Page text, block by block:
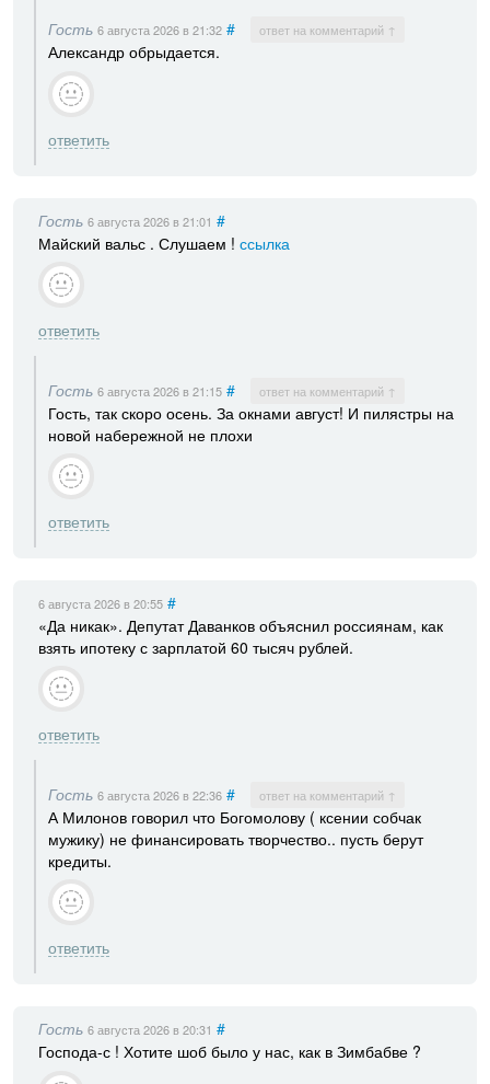
Гость 6 августа 2026 в 21:32 # ответ на комментарий ↑
Александр обрыдается.
ответить
Гость 6 августа 2026 в 21:01 #
Майский вальс . Слушаем ! ссылка
ответить
Гость 6 августа 2026 в 21:15 # ответ на комментарий ↑
Гость, так скоро осень. За окнами август! И пилястры на
новой набережной не плохи
ответить
6 августа 2026 в 20:55 #
«Да никак». Депутат Даванков объяснил россиянам, как
взять ипотеку с зарплатой 60 тысяч рублей.
ответить
Гость 6 августа 2026 в 22:36 # ответ на комментарий ↑
А Милонов говорил что Богомолову ( ксении собчак
мужику) не финансировать творчество.. пусть берут
кредиты.
ответить
Гость 6 августа 2026 в 20:31 #
Господа-с ! Хотите шоб было у нас, как в Зимбабве ?